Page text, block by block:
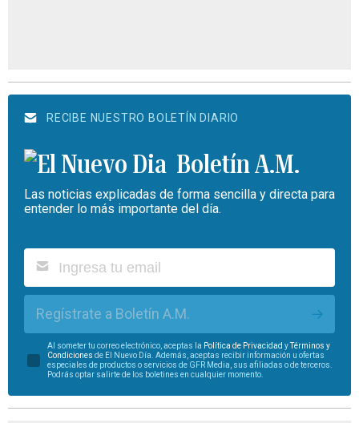
RECIBE NUESTRO BOLETÍN DIARIO
Boletín A.M.
Las noticias explicadas de forma sencilla y directa para
entender lo más importante del día.
Regístrate a Boletín A.M.
Al someter tu correo electrónico, aceptas la Política de Privacidad yTérminos y
Condiciones de El Nuevo Día. Además, aceptas recibir información u ofertas
especiales de productos o servicios de GFR Media, sus afiliadas o de terceros.
Podrás optar salirte de los boletines en cualquier momento.